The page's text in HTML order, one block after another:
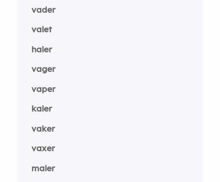
vader
valet
haler
vager
vaper
kaler
vaker
vaxer
maler